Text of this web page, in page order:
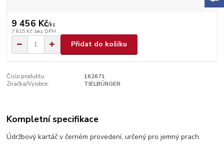
9 456 Kč/ks
7 815 Kč bez DPH
Přidat do košíku
Číslo produktu:
162671
Značka/Výrobce:
TIELBÜRGER
Kompletní specifikace
Údržbový kartáč v černém provedení, určený pro jemný prach.